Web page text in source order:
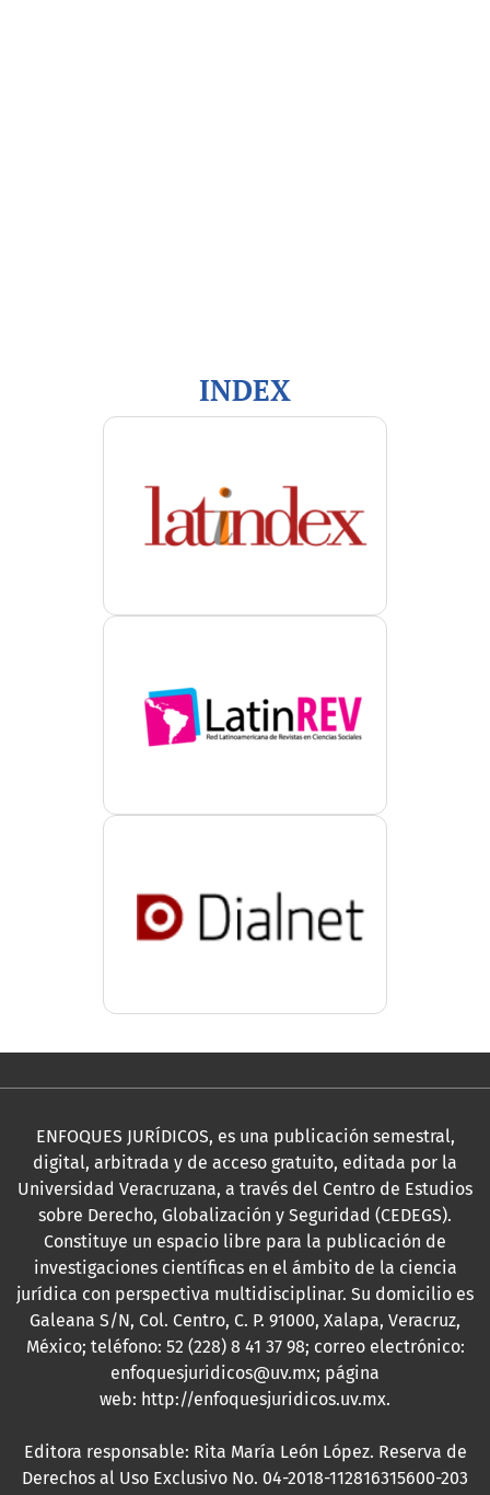
INDEX
ENFOQUES JURÍDICOS, es una publicación semestral,
digital, arbitrada y de acceso gratuito, editada por la
Universidad Veracruzana, a través del Centro de Estudios
sobre Derecho, Globalización y Seguridad (CEDEGS).
Constituye un espacio libre para la publicación de
investigaciones científicas en el ámbito de la ciencia
jurídica con perspectiva multidisciplinar. Su domicilio es
Galeana S/N, Col. Centro, C. P. 91000, Xalapa, Veracruz,
México; teléfono: 52 (228) 8 41 37 98; correo electrónico:
enfoquesjuridicos@uv.mx; página
web: http://enfoquesjuridicos.uv.mx.
Editora responsable: Rita María León López. Reserva de
Derechos al Uso Exclusivo No. 04-2018-112816315600-203